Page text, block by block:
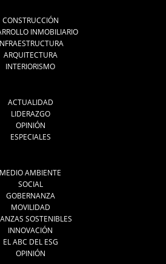
CONSTRUCCIÓN
INMOBILIARIO
ARQUITECTURA
INTERIORISMO
ACTUALIDAD
LIDERAZGO
OPINIÓN
ESPECIALES
MEDIO AMBIENTE
SOCIAL
GOBERNANZA
MOVILIDAD
SOSTENIBLES
INNOVACIÓN
EL ABC DEL ESG
OPINIÓN